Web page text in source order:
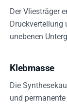
Der Vliesträger
Druckverteilung
unebenen
Klebmasse
Die
und